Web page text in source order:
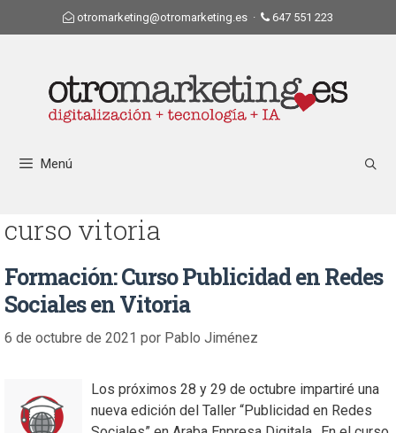
otromarketing@otromarketing.es · 647 551 223
Menú
curso vitoria
Formación: Curso Publicidad en Redes
Sociales en Vitoria
6 de octubre de 2021 por Pablo Jiménez
Los próximos 28 y 29 de octubre impartiré una
nueva edición del Taller “Publicidad en Redes